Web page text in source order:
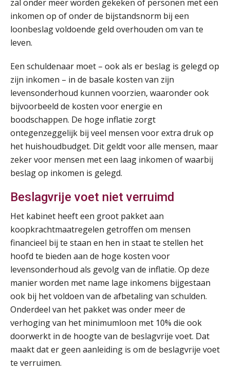
zal onder meer worden gekeken of personen met een
inkomen op of onder de bijstandsnorm bij een
loonbeslag voldoende geld overhouden om van te
leven.
Een schuldenaar moet – ook als er beslag is gelegd op
zijn inkomen – in de basale kosten van zijn
levensonderhoud kunnen voorzien, waaronder ook
bijvoorbeeld de kosten voor energie en
boodschappen. De hoge inflatie zorgt
ontegenzeggelijk bij veel mensen voor extra druk op
het huishoudbudget. Dit geldt voor alle mensen, maar
zeker voor mensen met een laag inkomen of waarbij
beslag op inkomen is gelegd.
Beslagvrije voet niet verruimd
Het kabinet heeft een groot pakket aan
koopkrachtmaatregelen getroffen om mensen
financieel bij te staan en hen in staat te stellen het
hoofd te bieden aan de hoge kosten voor
levensonderhoud als gevolg van de inflatie. Op deze
manier worden met name lage inkomens bijgestaan
ook bij het voldoen van de afbetaling van schulden.
Onderdeel van het pakket was onder meer de
verhoging van het minimumloon met 10% die ook
doorwerkt in de hoogte van de beslagvrije voet. Dat
maakt dat er geen aanleiding is om de beslagvrije voet
te verruimen.
25
MOCuitgevers
25
AUG
Summercourse: Een mindset die kansen ziet en vertrouwen geeft
MOCuitgevers
25
AUG
MOCuitgevers
25
AUG
Summercourse Werkkostenregeling
MOCuitgevers
25
AUG
MOCuitgevers
25
AUG
Summercourse Internationaal/grensoverschrijdend werken
MOCuitgevers
26
AUG
Opfriscursus PDL (NIRPA PE)
Markus Verbeek Praehep
26
AUG
Summercourse Impact en invloed van AI op de salarisverwerking (basis)
MOCuitgevers
27
AUG
Summercourse Impact en invloed van AI op de salarisverwerking (verdieping)